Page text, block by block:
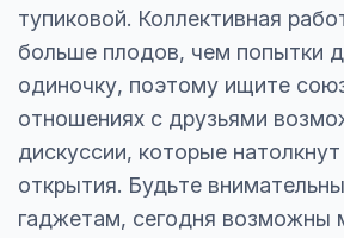
тупиковой. Коллективная
больше плодов, чем попытки
одиночку, поэтому ищите
отношениях с друзьями
дискуссии, которые
открытия. Будьте
гаджетам, сегодня возможны